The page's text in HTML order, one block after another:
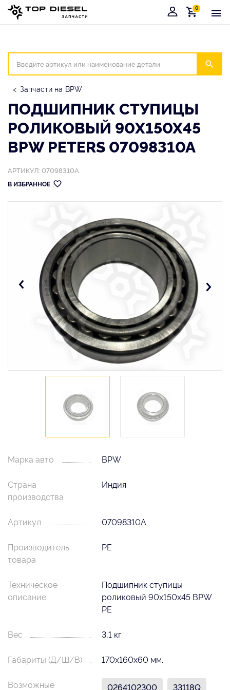
Корзина
0
Запчасти на BPW
ПОДШИПНИК СТУПИЦЫ
РОЛИКОВЫЙ 90X150X45
BPW PETERS 07098310A
АРТИКУЛ: 07098310A
В ИЗБРАННОЕ
Марка авто BPW
Страна
производства
Индия
Артикул 07098310A
Производитель
товара
PE
Техническое
описание
Подшипник ступицы
роликовый 90x150x45 BPW
PE
Вес 3,1 кг
Габариты (Д/Ш/В) 170х160х60 мм.
Возможные 0264102300 33118Q